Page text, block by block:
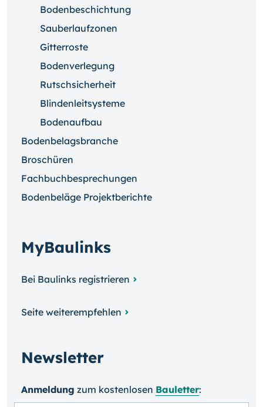
Bodenbeschichtung
Sauberlaufzonen
Gitterroste
Bodenverlegung
Rutschsicherheit
Blindenleitsysteme
Bodenaufbau
Bodenbelagsbranche
Broschüren
Fachbuchbesprechungen
Bodenbeläge Projektberichte
MyBaulinks
Bei Baulinks registrieren
Seite weiterempfehlen
Newsletter
Anmeldung zum kosten­losen Bauletter: